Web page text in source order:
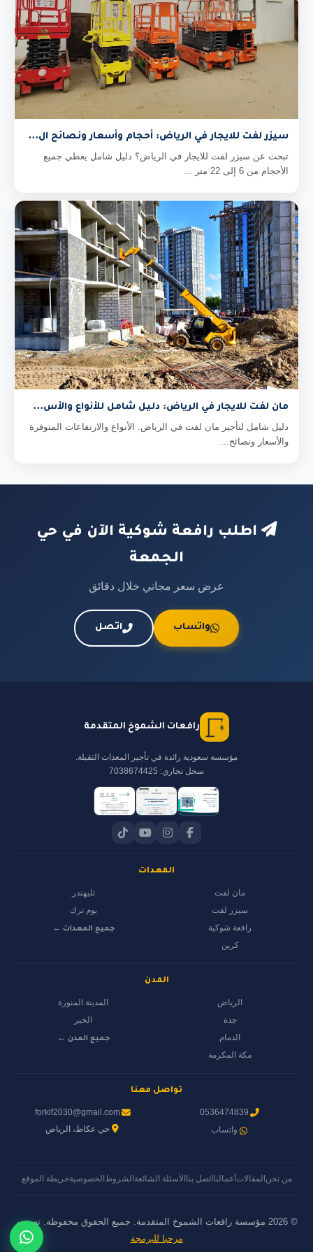
سيزر لفت للايجار في الرياض: أحجام وأسعار ونصائح ال...
تبحث عن سيزر لفت للايجار في الرياض؟ دليل شامل يغطي جميع
الأحجام من 6 إلى 22 متر ...
مان لفت للايجار في الرياض: دليل شامل للأنواع والأس...
دليل شامل لتأجير مان لفت في الرياض. الأنواع والارتفاعات المتوفرة
والأسعار ونصائح...
اطلب رافعة شوكية الآن في حي
الجمعة
عرض سعر مجاني خلال دقائق
واتساب اتصل
رافعات الشموخ المتقدمة
مؤسسة سعودية رائدة في تأجير المعدات الثقيلة.
سجل تجاري: 7038674425
المعدات
مان لفت
سيزر لفت
رافعة شوكية
كرين
تليهندر
بوم ترك
جميع المعدات ←
المدن
الرياض
جدة
الدمام
مكة المكرمة
المدينة المنورة
الخبر
جميع المدن ←
تواصل معنا
0536474839
واتساب
forkif2030@gmail.com
حي عكاظ، الرياض
من نحنالمقالات أعمالنااتصل بناالأسئلة الشائعةالشروط الخصوصيةخريطة الموقع
© 2026 مؤسسة رافعات الشموخ المتقدمة. جميع الحقوق محفوظة. تصميم
مرحبا للبرمجة